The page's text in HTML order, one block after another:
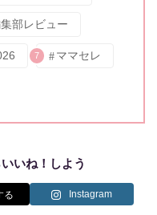
部レビュー
7 ママセレ
いね！しよう
Instagram